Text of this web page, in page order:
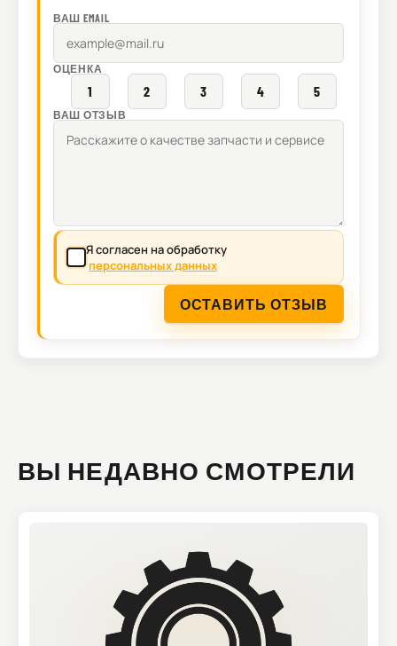
ВАШ EMAIL
ОЦЕНКА
1 2 3 4 5
ВАШ ОТЗЫВ
Я согласен на обработку
персональных данных
ОСТАВИТЬ ОТЗЫВ
ВЫ НЕДАВНО СМОТРЕЛИ